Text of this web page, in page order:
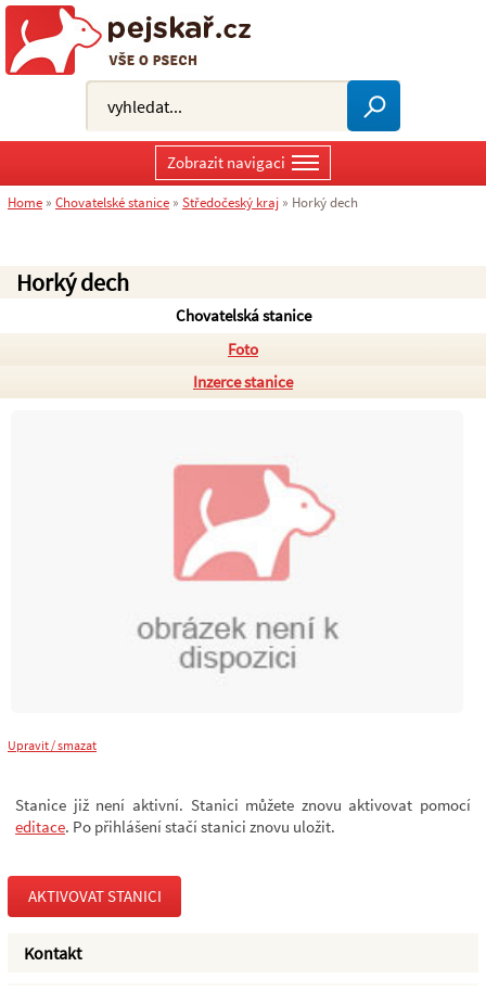
Horký dech
Chovatelská stanice
Foto
Inzerce stanice
Upravit / smazat
Stanice již není aktivní. Stanici můžete znovu aktivovat pomocí
editace. Po přihlášení stačí stanici znovu uložit.
AKTIVOVAT STANICI
Kontakt
Zobrazit navigaci
Home » Chovatelské stanice » Středočeský kraj » Horký dech